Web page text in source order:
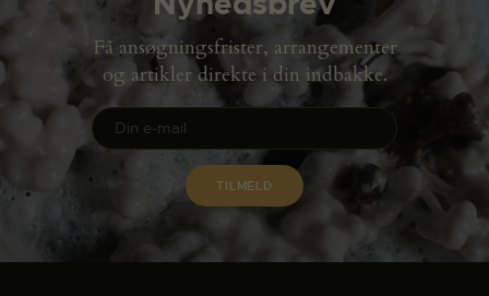
Få ansøgningsfrister, arrangementer
og artikler direkte i din indbakke.